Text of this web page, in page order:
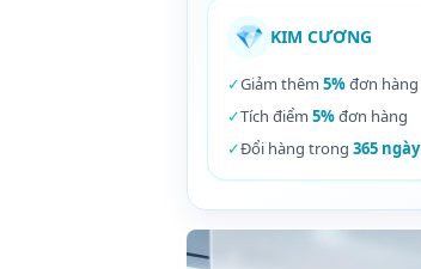
💎 KIM CƯƠNG
✓Giảm thêm 5%đơn hàng
✓Tích điểm 5%đơn hàng
✓Đổi hàng trong 365 ngày